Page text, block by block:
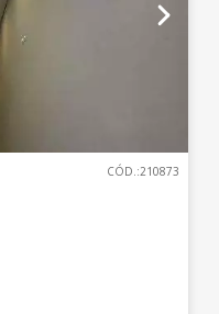
CÓD.:210873